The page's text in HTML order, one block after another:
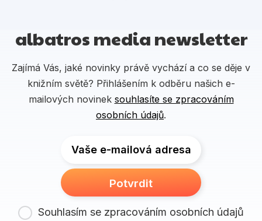
albatros media newsletter
Zajímá Vás, jaké novinky právě vychází a co se děje v
knižním světě? Přihlášením k odběru našich e-
mailových novinek souhlasíte se zpracováním
osobních údajů.
Vaše e-mailová adresa
Potvrdit
Souhlasím se zpracováním osobních údajů